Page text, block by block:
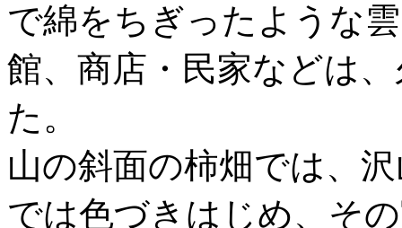
で綿をちぎったような
館、商店・民家などは
た。
山の斜面の柿畑では、
では色づきはじめ、そ